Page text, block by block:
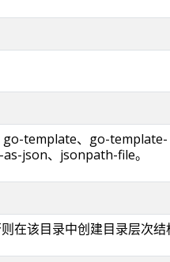
go-template、go-template-
json、jsonpath-file。
在该目录中创建目录层次结